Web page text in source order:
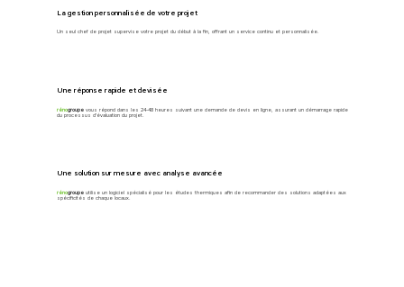
La gestion personnalisée de votre projet
Un seul chef de projet supervise votre projet du début à la fin, offrant un service continu et personnalisée.
Une réponse rapide et devisée
rénogroupe vous répond dans les 24-48 heures suivant une demande de devis en ligne, assurant un démarrage rapide
du processus d'évaluation du projet.
Une solution sur mesure avec analyse avancée
rénogroupe utilise un logiciel spécialisé pour les études thermiques afin de recommander des solutions adaptées aux
spécificités de chaque locaux.